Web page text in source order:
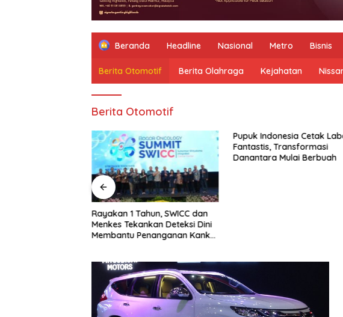
Beranda Headline Nasional Metro Bisnis
Berita Otomotif Berita Olahraga Kejahatan
Berita Otomotif
1 Tahun, SWICC dan
Tekankan Deteksi Dini
Penanganan Kanker
Pupuk Indonesia Cetak Laba
Fantastis, Transformasi
Danantara Mulai Berbuah
Perkenalkan